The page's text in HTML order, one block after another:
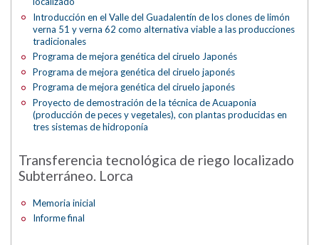
Introducción en el Valle del Guadalentín de los clones de limón
verna 51 y verna 62 como alternativa viable a las producciones
tradicionales
Programa de mejora genética del ciruelo Japonés
Programa de mejora genética del ciruelo japonés
Programa de mejora genética del ciruelo japonés
Proyecto de demostración de la técnica de Acuaponia
(producción de peces y vegetales), con plantas producidas en
tres sistemas de hidroponía
Transferencia tecnológica de riego localizado
Subterráneo. Lorca
Memoria inicial
Informe final